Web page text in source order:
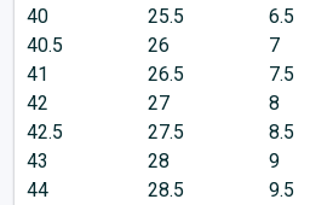
40
25.5
6.5
40.5
26
7
41
26.5
7.5
42
27
8
42.5
27.5
8.5
43
28
9
44
28.5
9.5